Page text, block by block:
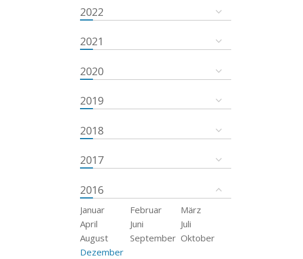
2022
2021
2020
2019
2018
2017
2016
Januar Februar
März
April
Juni
Juli
August
September Oktober
Dezember